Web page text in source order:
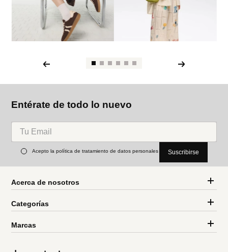
Entérate de todo lo nuevo
Acepto la política de tratamiento de datos personales Suscribirse
Acerca de nosotros
Categorías
Marcas